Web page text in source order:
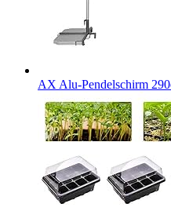
AX Alu-Pendelschirm